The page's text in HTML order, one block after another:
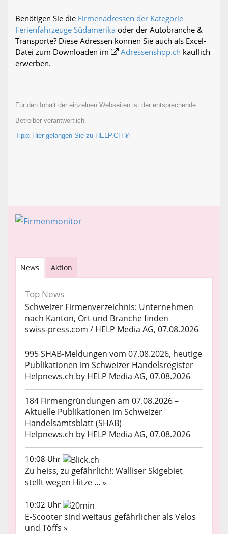
Benötigen Sie die Firmenadressen der Kategorie
Ferienfahrzeuge Südamerika oder der Autobranche &
Transporte? Diese Adressen können Sie auch als Excel-
Datei zum Downloaden im
Adressenshop.ch käuflich
erwerben.
Für den Inhalt der einzelnen Webseiten ist der entsprechende
Betreiber verantwortlich.
Tipp: Hier gelangen Sie zu HELP.CH ®
News Aktion
Top News
Schweizer Firmenverzeichnis: Unternehmen
nach Kanton, Ort und Branche finden
swiss-press.com / HELP Media AG, 07.08.2026
995 SHAB-Meldungen vom 07.08.2026, heutige
Publikationen im Schweizer Handelsregister
Helpnews.ch by HELP Media AG, 07.08.2026
184 Firmengründungen am 07.08.2026 –
Aktuelle Publikationen im Schweizer
Handelsamtsblatt (SHAB)
Helpnews.ch by HELP Media AG, 07.08.2026
10:08 Uhr
Zu heiss, zu gefährlich!: Walliser Skigebiet
stellt wegen Hitze ... »
10:02 Uhr
E-Scooter sind weitaus gefährlicher als Velos
und Töffs »